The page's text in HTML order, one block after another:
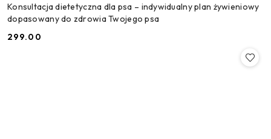
Konsultacja dietetyczna dla psa – indywidualny plan żywieniowy
dopasowany do zdrowia Twojego psa
Cena:
299.00